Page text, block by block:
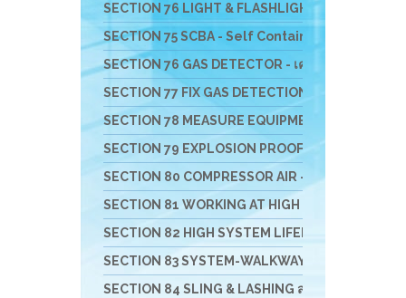
SECTION 76 LIGHT & FLASHLIGHT - ไฟฟ้า ไฟฉ
SECTION 75 SCBA - Self Contained Breathing
SECTION 76 GAS DETECTOR - เครื่องมือวัดแก๊ส
SECTION 77 FIX GAS DETECTION SYSTEM - เค
SECTION 78 MEASURE EQUIPMENTS เครื่องวัดสิ่
SECTION 79 EXPLOSION PROOF VENTULATE
SECTION 80 COMPRESSOR AIR - เครื่องอัดอากา
SECTION 81 WORKING AT HIGH อุปกรณ์งานที่สูง
SECTION 82 HIGH SYSTEM LIFELINE อุปกรณ์สำ
SECTION 83 SYSTEM-WALKWAY-GATE-STATION
SECTION 84 SLING & LASHING สลิง อุปกรณ์การยก